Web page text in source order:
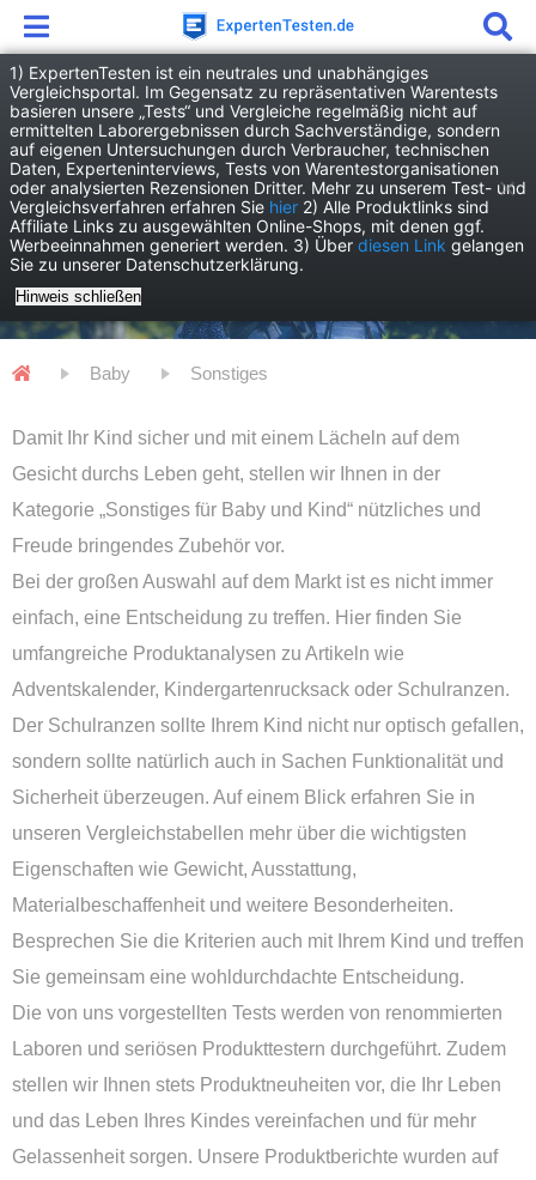
1) ExpertenTesten ist ein neutrales und unabhängiges
Vergleichsportal. Im Gegensatz zu repräsentativen Warentests
basieren unsere „Tests“ und Vergleiche regelmäßig nicht auf
ermittelten Laborergebnissen durch Sachverständige, sondern
auf eigenen Untersuchungen durch Verbraucher, technischen
Daten, Experteninterviews, Tests von Warentestorganisationen
oder analysierten Rezensionen Dritter. Mehr zu unserem Test- und
Vergleichsverfahren erfahren Sie hier 2) Alle Produktlinks sind
Affiliate Links zu ausgewählten Online-Shops, mit denen ggf.
Werbeeinnahmen generiert werden. 3) Über diesen Link gelangen
Sie zu unserer Datenschutzerklärung.
Hinweis schließen
Sonstiges
Baby Sonstiges
Damit Ihr Kind sicher und mit einem Lächeln auf dem
Gesicht durchs Leben geht, stellen wir Ihnen in der
Kategorie „Sonstiges für Baby und Kind“ nützliches und
Freude bringendes Zubehör vor.
Bei der großen Auswahl auf dem Markt ist es nicht immer
einfach, eine Entscheidung zu treffen. Hier finden Sie
umfangreiche Produktanalysen zu Artikeln wie
Adventskalender, Kindergartenrucksack oder Schulranzen.
Der Schulranzen sollte Ihrem Kind nicht nur optisch gefallen,
sondern sollte natürlich auch in Sachen Funktionalität und
Sicherheit überzeugen. Auf einem Blick erfahren Sie in
unseren Vergleichstabellen mehr über die wichtigsten
Eigenschaften wie Gewicht, Ausstattung,
Materialbeschaffenheit und weitere Besonderheiten.
Besprechen Sie die Kriterien auch mit Ihrem Kind und treffen
Sie gemeinsam eine wohldurchdachte Entscheidung.
Die von uns vorgestellten Tests werden von renommierten
Laboren und seriösen Produkttestern durchgeführt. Zudem
stellen wir Ihnen stets Produktneuheiten vor, die Ihr Leben
und das Leben Ihres Kindes vereinfachen und für mehr
Gelassenheit sorgen. Unsere Produktberichte wurden auf